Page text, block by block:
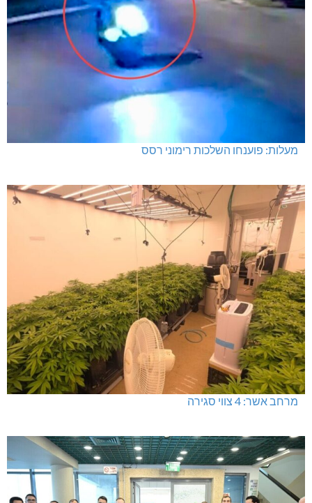
מעלות: פוענחו השלכות רימוני רסס
מרחב אשר: 4 צווי סגירה